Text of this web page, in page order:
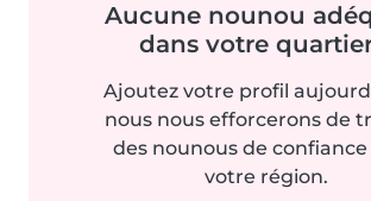
Aucune nounou
dans votre
Ajoutez votre profil
nous nous efforcerons de
des nounous de
votre région.